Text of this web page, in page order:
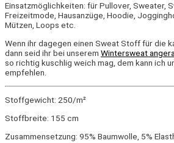
Einsatzmöglichkeiten: für Pullover, Sweater,
Freizeitmode, Hausanzüge, Hoodie,
Mützen, Loops etc.
Wenn ihr dagegen einen Sweat Stoff für die
dann seid ihr bei unserem Wintersweat
so richtig kuschlig weich mag, dem kann ich
empfehlen.
Stoffgewicht: 250/m²
Stoffbreite: 155 cm
Zusammensetzung: 95% Baumwolle, 5%